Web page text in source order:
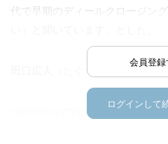
会員登録
ログインして
代で早期のディールクロージン
（たぐち・ひろと）氏
1961年5月27日生まれ、62歳。